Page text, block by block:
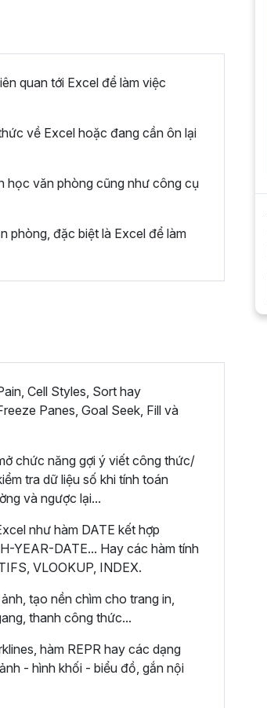
quan tới Excel để làm việc
về Excel hoặc đang cần ôn lại
học văn phòng cũng như công cụ
phòng, đặc biệt là Excel để làm
Cell Styles, Sort hay
Panes, Goal Seek, Fill và
chức năng gợi ý viết công thức/
tra dữ liệu số khi tính toán
và ngược lại...
như hàm DATE kết hợp
YEAR-DATE... Hay các hàm tính
VLOOKUP, INDEX.
tạo nền chìm cho trang in,
thanh công thức...
hàm REPR hay các dạng
- hình khối - biểu đồ, gắn nội